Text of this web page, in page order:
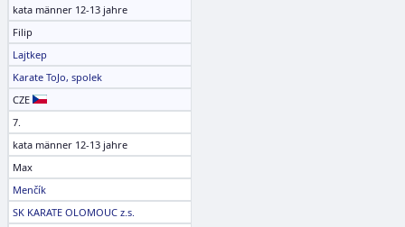
kata männer 12-13 jahre
Filip
Lajtkep
Karate ToJo, spolek
CZE
7.
kata männer 12-13 jahre
Max
Menčík
SK KARATE OLOMOUC z.s.